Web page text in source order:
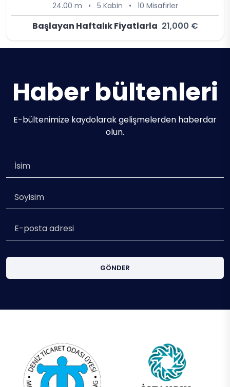
24.00 m • 5 Kabin • 10 Misafirler
Başlayan Haftalık Fiyatlarla 21,000 €
Haber bültenleri
E-bültenimize kaydolarak gelişmelerden haberdar
olun.
GÖNDER